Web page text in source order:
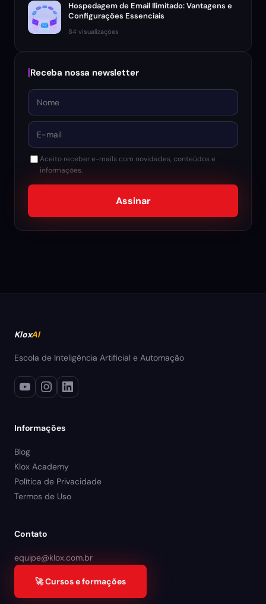
Hospedagem de Email Ilimitado: Vantagens e
Configurações Essenciais
84 visualizações
Receba nossa newsletter
Nome
E-mail
Aceito receber e-mails com novidades, conteúdos e
informações.
Assinar
KloxAI
Escola de Inteligência Artificial e Automação
Informações
Blog
Klox Academy
Política de Privacidade
Termos de Uso
Contato
equipe@klox.com.br
🚀 Cursos e formações